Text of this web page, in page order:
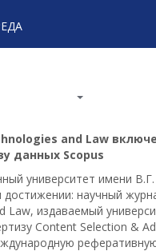
and Law
данных Scopus
университет имени
научный
Law, издаваемый
Content Selection &